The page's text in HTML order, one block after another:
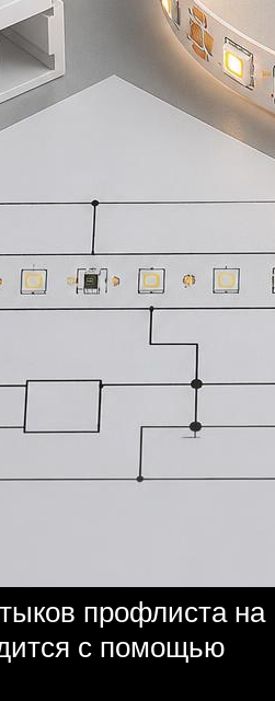
профлиста на
с помощью